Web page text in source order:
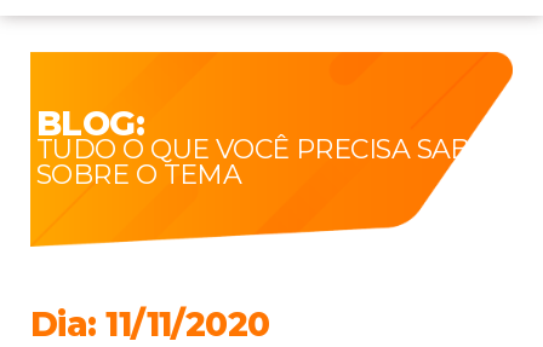
BLOG:
TUDO O QUE VOCÊ PRECISA SABER
SOBRE O TEMA
Dia: 11/11/2020